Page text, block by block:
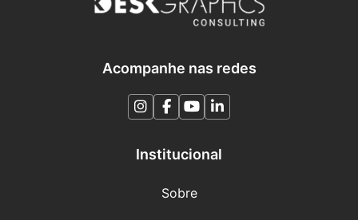
Acompanhe nas redes
Institucional
Sobre